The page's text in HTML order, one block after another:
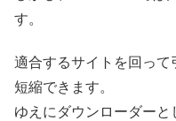
す。
適合するサイトを回っ
短縮できます。
ゆえにダウンローダーと